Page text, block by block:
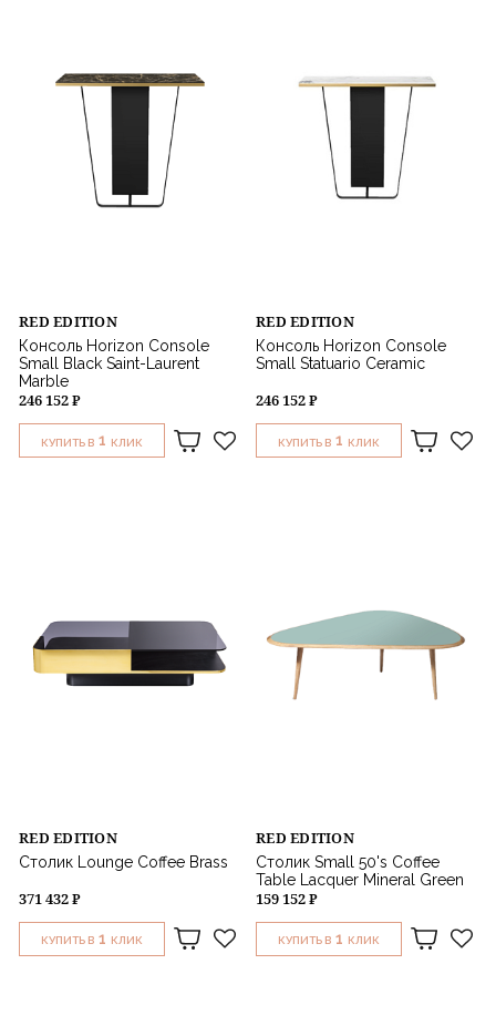
RED EDITION
Консоль Horizon Console
Small Black Saint-Laurent
Marble
246 152 ₽
КУПИТЬ В 1 КЛИК
RED EDITION
Консоль Horizon Console
Small Statuario Ceramic
246 152 ₽
КУПИТЬ В 1 КЛИК
RED EDITION
Столик Lounge Coffee Brass
371 432 ₽
КУПИТЬ В 1 КЛИК
RED EDITION
Столик Small 50's Coffee
Table Lacquer Mineral Green
159 152 ₽
КУПИТЬ В 1 КЛИК